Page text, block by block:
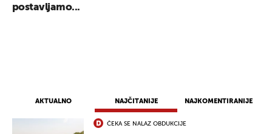
AKTUALNO NAJČITANIJE NAJKOMENTIRANIJE
ČEKA SE NALAZ OBDUKCIJE
postavljamo...